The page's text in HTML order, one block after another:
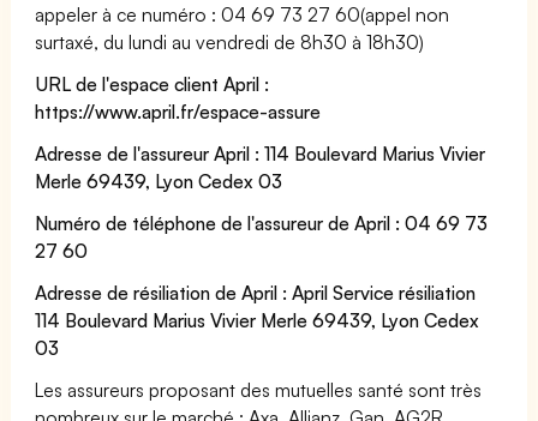
appeler à ce numéro : 04 69 73 27 60(appel non
surtaxé, du lundi au vendredi de 8h30 à 18h30)
URL de l'espace client April :
https://www.april.fr/espace-assure
Adresse de l'assureur April : 114 Boulevard Marius Vivier
Merle 69439, Lyon Cedex 03
Numéro de téléphone de l'assureur de April : 04 69 73
27 60
Adresse de résiliation de April : April Service résiliation
114 Boulevard Marius Vivier Merle 69439, Lyon Cedex
03
Les assureurs proposant des mutuelles santé sont très